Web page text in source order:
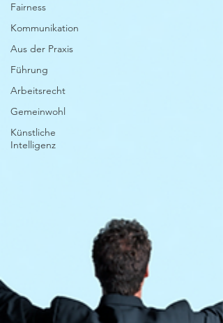
Fairness
Kommunikation
Aus der Praxis
Führung
Arbeitsrecht
Gemeinwohl
Künstliche
Intelligenz